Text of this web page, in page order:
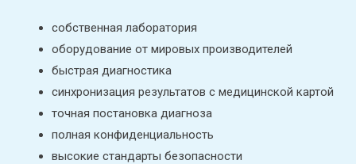
собственная лаборатория
оборудование от мировых производителей
быстрая диагностика
синхронизация результатов с медицинской картой
точная постановка диагноза
полная конфиденциальность
высокие стандарты безопасности